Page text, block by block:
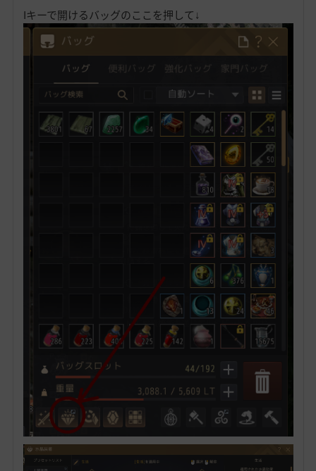
Iキーで開けるバッグのここを押して↓